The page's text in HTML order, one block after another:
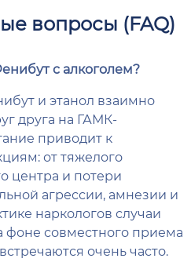
вопросы (FAQ)
с алкоголем?
и этанол взаимно
друга на ГАМК-
приводит к
от тяжелого
центра и потери
агрессии, амнезии и
наркологов случаи
фоне совместного приема
очень часто.